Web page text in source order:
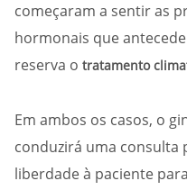
começaram a sentir as
hormonais que
reserva o tratamento
Em ambos os casos, o
conduzirá uma consulta
liberdade à paciente